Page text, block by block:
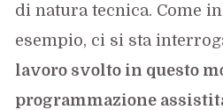
di natura tecnica. Come
esempio, ci si sta
lavoro svolto in questo
programmazione